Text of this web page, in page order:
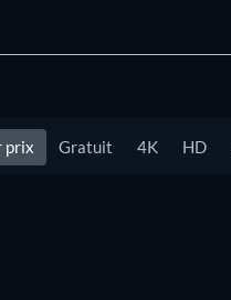
prix Gratuit 4K HD